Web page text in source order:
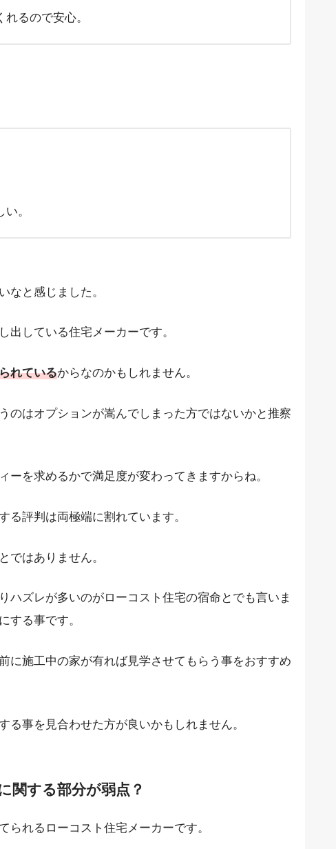
るので安心。
。
なと感じました。
出している住宅メーカーです。
れているからなのかもしれません。
のはオプションが嵩んでしまった方ではないかと推察
ーを求めるかで満足度が変わってきますからね。
る評判は両極端に割れています。
ではありません。
ハズレが多いのがローコスト住宅の宿命とでも言いま
する事です。
に施工中の家が有れば見学させてもらう事をおすすめ
る事を見合わせた方が良いかもしれません。
関する部分が弱点？
られるローコスト住宅メーカーです。